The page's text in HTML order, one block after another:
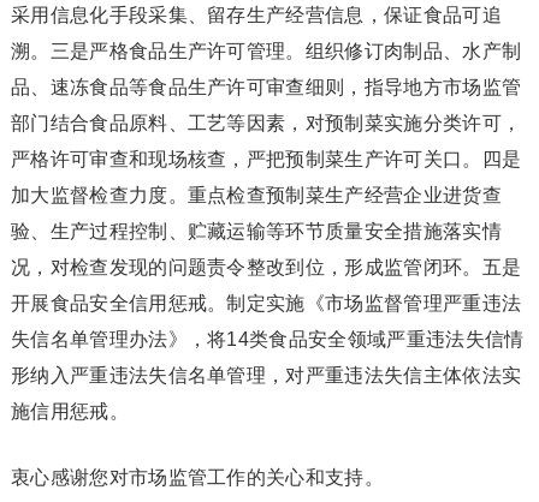
采用信息化手段采集、留存生产经营信息，保证食品可追
溯。三是严格食品生产许可管理。组织修订肉制品、水产制
品、速冻食品等食品生产许可审查细则，指导地方市场监管
部门结合食品原料、工艺等因素，对预制菜实施分类许可，
严格许可审查和现场核查，严把预制菜生产许可关口。四是
加大监督检查力度。重点检查预制菜生产经营企业进货查
验、生产过程控制、贮藏运输等环节质量安全措施落实情
况，对检查发现的问题责令整改到位，形成监管闭环。五是
开展食品安全信用惩戒。制定实施《市场监督管理严重违法
失信名单管理办法》，将14类食品安全领域严重违法失信情
形纳入严重违法失信名单管理，对严重违法失信主体依法实
施信用惩戒。
衷心感谢您对市场监管工作的关心和支持。